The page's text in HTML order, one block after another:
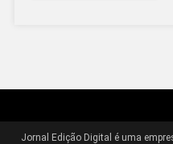
Jornal Edição Digital é uma